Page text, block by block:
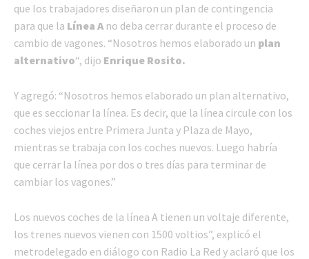
que los trabajadores diseñaron un plan de contingencia
para que la Línea A no deba cerrar durante el proceso de
cambio de vagones. “Nosotros hemos elaborado un plan
alternativo“, dijo Enrique Rosito.
Y agregó: “Nosotros hemos elaborado un plan alternativo,
que es seccionar la línea. Es decir, que la línea circule con los
coches viejos entre Primera Junta y Plaza de Mayo,
mientras se trabaja con los coches nuevos. Luego habría
que cerrar la línea por dos o tres días para terminar de
cambiar los vagones.”
Los nuevos coches de la línea A tienen un voltaje diferente,
los trenes nuevos vienen con 1500 voltios”, explicó el
metrodelegado en diálogo con Radio La Red y aclaró que los